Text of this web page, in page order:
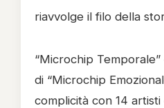
riavvolge il filo della
“Microchip
di “Microchip
complicità con 14